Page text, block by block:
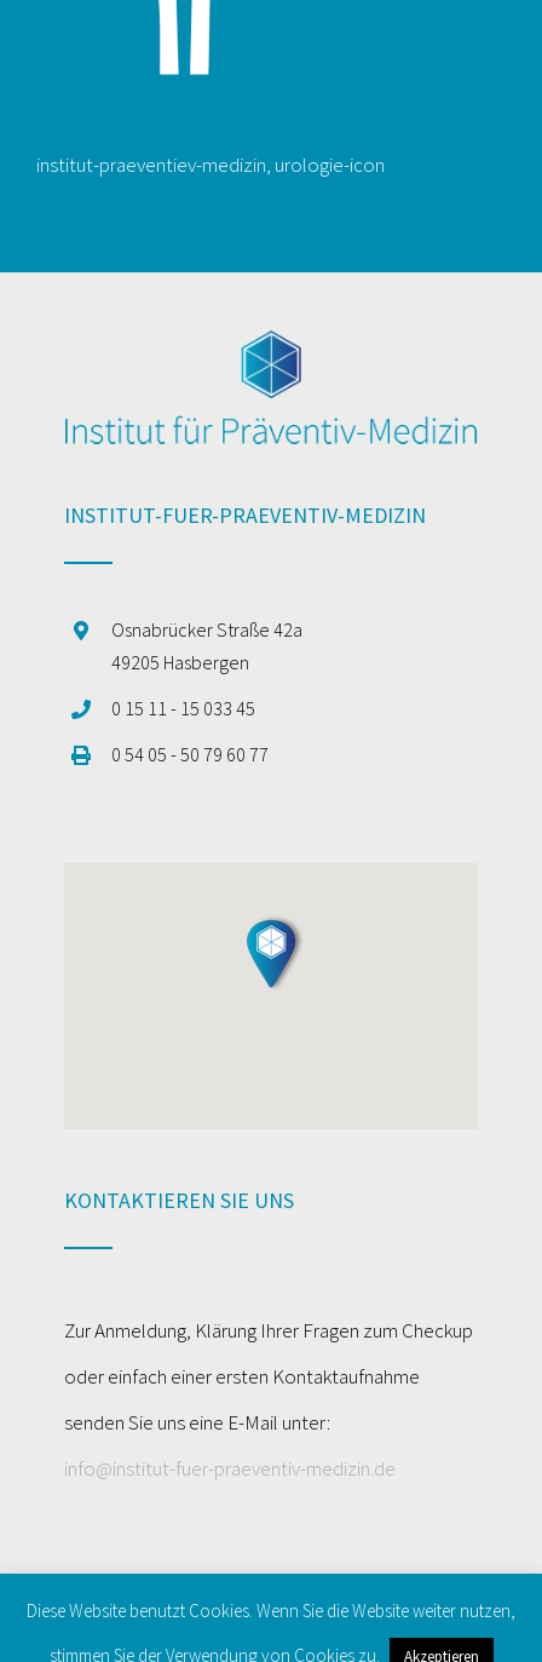
institut-praeventiev-medizin, urologie-icon
INSTITUT-FUER-PRAEVENTIV-MEDIZIN
Osnabrücker Straße 42a
49205 Hasbergen
0 15 11 - 15 033 45
0 54 05 - 50 79 60 77
KONTAKTIEREN SIE UNS
Zur Anmeldung, Klärung Ihrer Fragen zum Checkup
oder einfach einer ersten Kontaktaufnahme
senden Sie uns eine E-Mail unter:
info@institut-fuer-praeventiv-medizin.de
© Copyright institut-fuer-praeventiv-medizin 2016 -2026 |
Diese Website benutzt Cookies. Wenn Sie die Website weiter nutzen,
stimmen Sie der Verwendung von Cookies zu.
Akzeptieren